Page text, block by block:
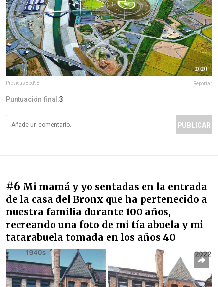
PreviousBed98 Reportar
Puntuación final:3
PUBLICAR
#6 Mi mamá y yo sentadas en la entrada
de la casa del Bronx que ha pertenecido a
nuestra familia durante 100 años,
recreando una foto de mi tía abuela y mi
tatarabuela tomada en los años 40